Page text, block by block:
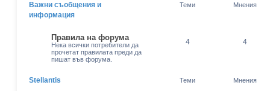
Важни съобщения и
информация
Теми Мнения
Правила на форума
Нека всички потребители да
прочетат правилата преди да
пишат във форума.
4 4
Stellantis Теми Мнения